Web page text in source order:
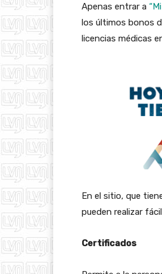
Apenas entrar a
los últimos bonos
licencias médicas
En el sitio, que
pueden realizar
Certificados